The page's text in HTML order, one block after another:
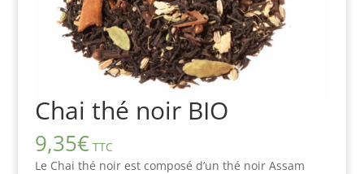
Chai thé noir BIO
9,35€ TTC
Le Chai thé noir est composé d’un thé noir Assam